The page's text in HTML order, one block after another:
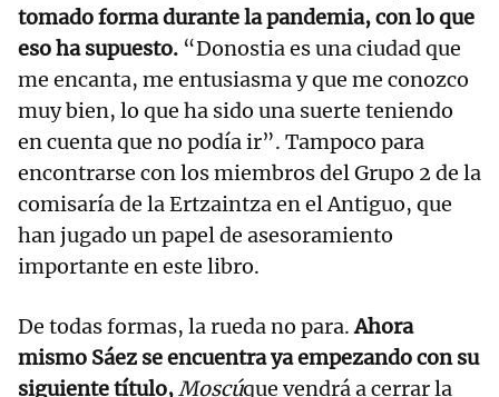
tomado forma durante la pandemia, con lo que
eso ha supuesto. “Donostia es una ciudad que
me encanta, me entusiasma y que me conozco
muy bien, lo que ha sido una suerte teniendo
en cuenta que no podía ir”. Tampoco para
encontrarse con los miembros del Grupo 2 de la
comisaría de la Ertzaintza en el Antiguo, que
han jugado un papel de asesoramiento
importante en este libro.
De todas formas, la rueda no para.Ahora
mismo Sáez se encuentra ya empezando con su
siguiente título,Moscúque vendrá a cerrar la